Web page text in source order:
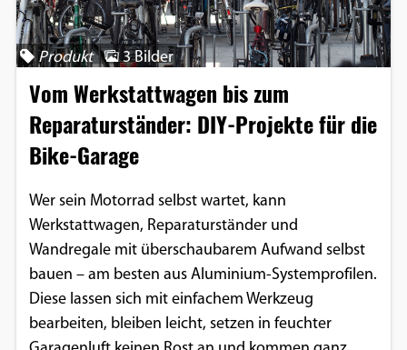
Produkt 3 Bilder
Vom Werkstattwagen bis zum
Reparaturständer: DIY-Projekte für die
Bike-Garage
Wer sein Motorrad selbst wartet, kann
Werkstattwagen, Reparaturständer und
Wandregale mit überschaubarem Aufwand selbst
bauen – am besten aus Aluminium-Systemprofilen.
Diese lassen sich mit einfachem Werkzeug
bearbeiten, bleiben leicht, setzen in feuchter